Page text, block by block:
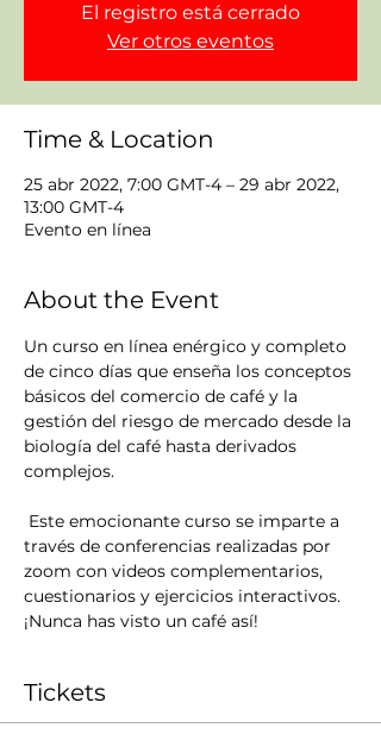
El registro está cerrado
Ver otros eventos
Time & Location
25 abr 2022, 7:00 GMT-4 – 29 abr 2022,
13:00 GMT-4
Evento en línea
About the Event
Un curso en línea enérgico y completo
de cinco días que enseña los conceptos
básicos del comercio de café y la
gestión del riesgo de mercado desde la
biología del café hasta derivados
complejos.
través de conferencias realizadas por
zoom con videos complementarios,
cuestionarios y ejercicios interactivos.
¡Nunca has visto un café así!
Tickets